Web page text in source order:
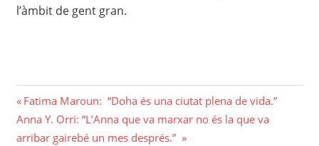
l’àmbit de gent gran.
Navegació
d'entrades
Previous
Post:
Fatima Maroun: “Doha és una ciutat plena de vida.”
Next
Post:
Anna Y. Orri: “L’Anna que va marxar no és la que va
arribar gairebé un mes després.”